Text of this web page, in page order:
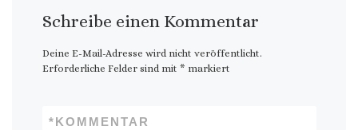
Schreibe einen Kommentar
Deine E-Mail-Adresse wird nicht veröffentlicht.
Erforderliche Felder sind mit * markiert
KOMMENTAR
*